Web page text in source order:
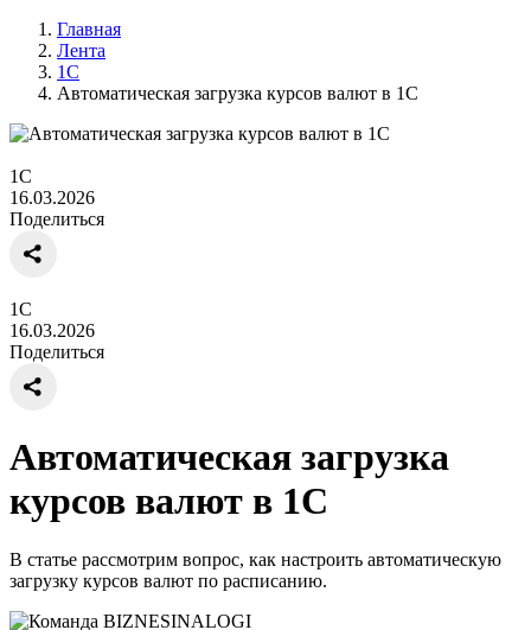
Главная
Лента
1С
Автоматическая загрузка курсов валют в 1С
1С
16.03.2026
Поделиться
1С
16.03.2026
Поделиться
Автоматическая загрузка
курсов валют в 1С
В статье рассмотрим вопрос, как настроить автоматическую
загрузку курсов валют по расписанию.